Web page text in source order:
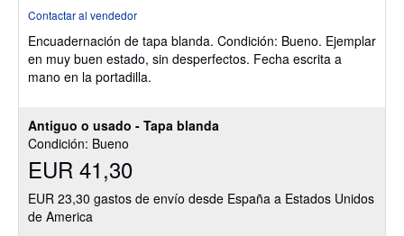
Antiguo o usado - Tapa blanda
Condición: Bueno
EUR 41,30
EUR 23,30 gastos de envío desde España a Estados Unidos
de America
5
de
Contactar al vendedor
Encuadernación de tapa blanda. Condición: Bueno. Ejemplar
en muy buen estado, sin desperfectos. Fecha escrita a
mano en la portadilla.